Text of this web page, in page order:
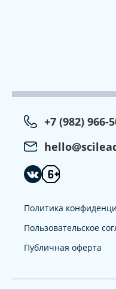
+7 (982) 966-
Политика
Пользовательское
Публичная оферта